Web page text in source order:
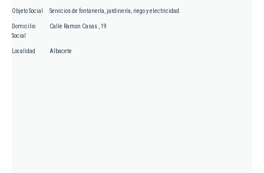
Objeto Social Servicios de fontanería, jardinería, riego y electricidad.
Domicilio
Social
Calle Ramon Casas , 19
Localidad Albacete